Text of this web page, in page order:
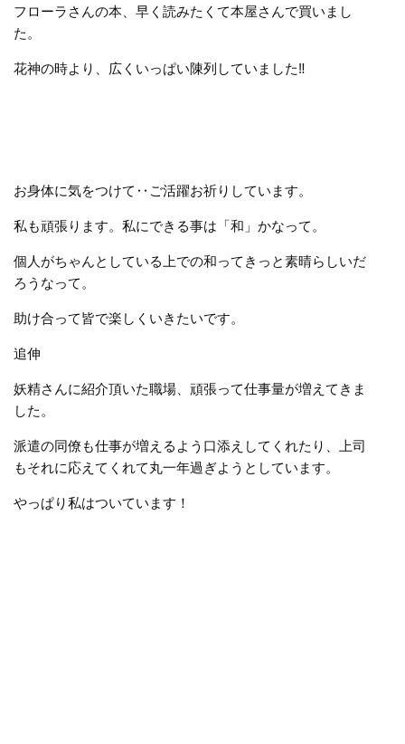
フローラさんの本、早く読みたくて本屋さんで買いまし
た。
花神の時より、広くいっぱい陳列していました‼️
お身体に気をつけて‥ご活躍お祈りしています。
私も頑張ります。私にできる事は「和」かなって。
個人がちゃんとしている上での和ってきっと素晴らしいだ
ろうなって。
助け合って皆で楽しくいきたいです。
追伸
妖精さんに紹介頂いた職場、頑張って仕事量が増えてきま
した。
派遣の同僚も仕事が増えるよう口添えしてくれたり、上司
もそれに応えてくれて丸一年過ぎようとしています。
やっぱり私はついています！